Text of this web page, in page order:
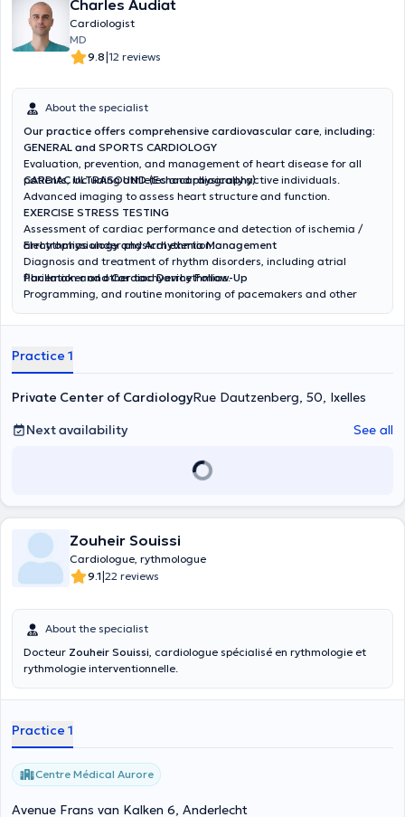
Charles Audiat
Cardiologist
MD
9.8|12 reviews
About the specialist
Our practice offers comprehensive cardiovascular care, including:
GENERAL and SPORTS CARDIOLOGY
Evaluation, prevention, and management of heart disease for all
patients, including athletes and physically active individuals.
CARDIAC ULTRASOUND (Echocardiography)
Advanced imaging to assess heart structure and function.
EXERCISE STRESS TESTING
Assessment of cardiac performance and detection of ischemia /
arrhythmias under physical exertion.
Electrophysiology and Arrhythmia Management
Diagnosis and treatment of rhythm disorders, including atrial
fibrillation and other tachyarrhythmias.
Pacemaker and Cardiac Device Follow-Up
Programming, and routine monitoring of pacemakers and other
Practice 1
Private Center of CardiologyRue Dautzenberg, 50, Ixelles
Next availability
See all
Zouheir Souissi
Cardiologue, rythmologue
9.1|22 reviews
About the specialist
Docteur Zouheir Souissi, cardiologue spécialisé en rythmologie et
rythmologie interventionnelle.
Practice 1
Centre Médical Aurore
Avenue Frans van Kalken 6, Anderlecht